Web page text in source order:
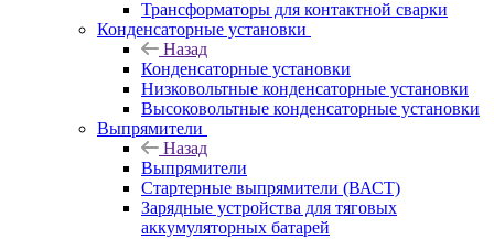
Трансформаторы для контактной сварки
Конденсаторные установки
Назад
Конденсаторные установки
Низковольтные конденсаторные установки
Высоковольтные конденсаторные установки
Выпрямители
Назад
Выпрямители
Стартерные выпрямители (ВАСТ)
Зарядные устройства для тяговых
аккумуляторных батарей